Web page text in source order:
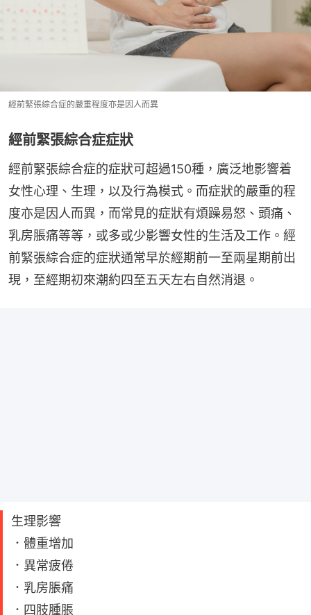
經前緊張綜合症的嚴重程度亦是因人而異
經前緊張綜合症症狀
經前緊張綜合症的症狀可超過150種，廣泛地影響着
女性心理、生理，以及行為模式。而症狀的嚴重的程
度亦是因人而異，而常見的症狀有煩躁易怒、頭痛、
乳房脹痛等等，或多或少影響女性的生活及工作。經
前緊張綜合症的症狀通常早於經期前一至兩星期前出
現，至經期初來潮約四至五天左右自然消退。
生理影響
．體重增加
．異常疲倦
．乳房脹痛
．四肢腫脹